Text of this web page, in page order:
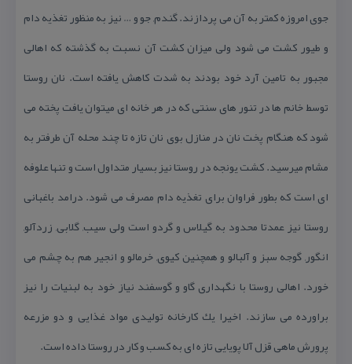
جوی امروزه كمتر به آن می پردازند. گندم, جو و … نیز به منظور تغذیه دام
و طیور كشت می شود ولی میزان كشت آن نسبت به گذشته كه اهالی
مجبور به تامین آرد خود بودند به شدت كاهش یافته است. نان روستا
توسط خانم ها در تنور های سنتی كه در هر خانه ای میتوان یافت پخته می
شود كه هنگام پخت نان در منازل بوی نان تازه تا چند محله آن طرفتر به
مشام میرسید. كشت یونجه در روستا نیز بسیار متداول است و تنها علوفه
ای است كه بطور فراوان برای تغذیه دام مصرف می شود. درامد باغبانی
روستا نیز عمدتا محدود به گیلاس و گردو است ولی سیب, گلابی, زردآلو,
انگور, گوجه سبز و آلبالو و همچنین كیوی, خرمالو و انجیر هم به چشم می
خورد. اهالی روستا با نگهداری گاو و گوسفند نیاز خود به لبنیات را نیز
براورده می سازند. اخیرا یك كارخانه تولیدی مواد غذایی و دو مزرعه
پرورش ماهی قزل آلا پویایی تازه ای به كسب و كار در روستا داده است.